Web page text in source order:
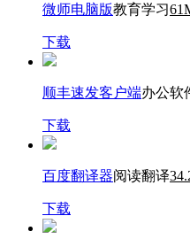
微师电脑版教育学习
下载
顺丰速发客户端办公软
下载
百度翻译器阅读翻译
下载